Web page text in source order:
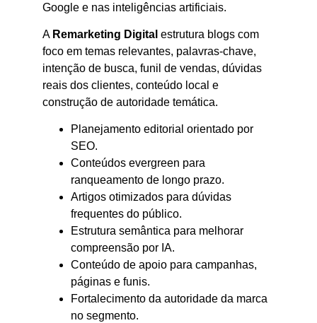
Google e nas inteligências artificiais.
A Remarketing Digital estrutura blogs com
foco em temas relevantes, palavras-chave,
intenção de busca, funil de vendas, dúvidas
reais dos clientes, conteúdo local e
construção de autoridade temática.
Planejamento editorial orientado por
SEO.
Conteúdos evergreen para
ranqueamento de longo prazo.
Artigos otimizados para dúvidas
frequentes do público.
Estrutura semântica para melhorar
compreensão por IA.
Conteúdo de apoio para campanhas,
páginas e funis.
Fortalecimento da autoridade da marca
no segmento.